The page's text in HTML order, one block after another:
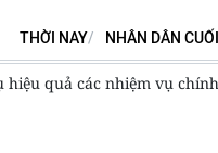
THỜI NAY NHÂN DÂN
các nhiệm vụ chính trị